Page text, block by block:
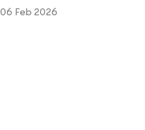
06 Feb 2026